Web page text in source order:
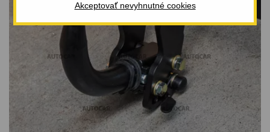
Akceptovať nevyhnutné cookies